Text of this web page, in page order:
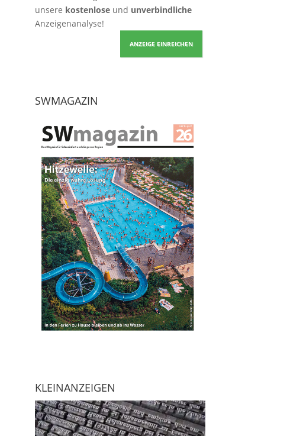
unsere kostenloseund unverbindliche
Anzeigenanalyse!
ANZEIGE EINREICHEN
SWMAGAZIN
KLEINANZEIGEN